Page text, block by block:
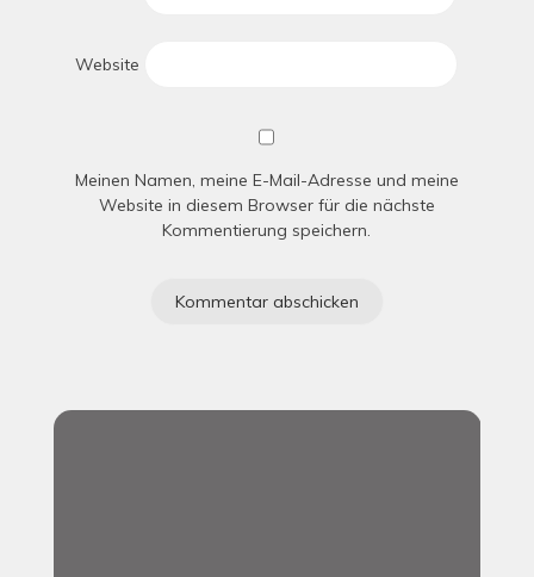
Website
Meinen Namen, meine E-Mail-Adresse und meine
Website in diesem Browser für die nächste
Kommentierung speichern.